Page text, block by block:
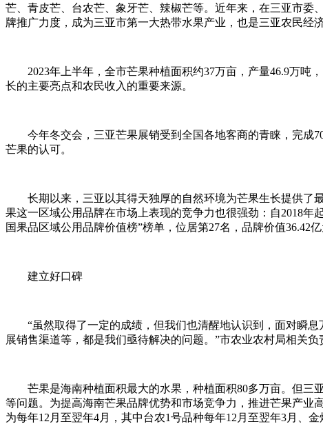
芒、青皮芒、台农芒、象牙芒、辣椒芒等。近年来，在三亚市
牌推广力度，成为三亚市第一大热带水果产业，也是三亚农民经
2023年上半年，全市芒果种植面积约37万亩，产量46.9万吨
长的主要亮点和农民收入的重要来源。
今年冬交会，三亚芒果展销受到全国各地客商的青睐，完成
芒果的认可。
长期以来，三亚以其得天独厚的自然环境为芒果生长提供了
果这一区域公用品牌在市场上表现的竞争力也很强劲：自2018年
国果品区域公用品牌价值榜”榜单，位居第27名，品牌价值36.42
建立好口碑
“虽然取得了一定的成绩，但我们也清醒地认识到，面对瞬
展销售渠道等，都是我们亟待解决的问题。”市农业农村局相关
芒果是海南种植面积最大的水果，种植面积80多万亩。但
等问题。为提高海南芒果品牌优势和市场竞争力，推进芒果产业
为每年12月至翌年4月，其中台农1号品种每年12月至翌年3月、